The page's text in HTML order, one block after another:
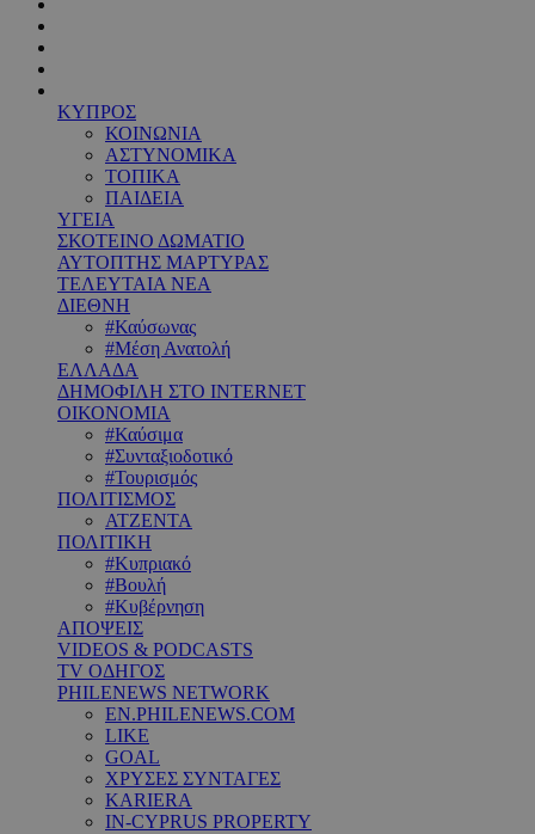
ΚΥΠΡΟΣ
ΚΟΙΝΩΝΙΑ
ΑΣΤΥΝΟΜΙΚΑ
ΤΟΠΙΚΑ
ΠΑΙΔΕΙΑ
ΥΓΕΙΑ
ΣΚΟΤΕΙΝΟ ΔΩΜΑΤΙΟ
ΑΥΤΟΠΤΗΣ ΜΑΡΤΥΡΑΣ
ΤΕΛΕΥΤΑΙΑ ΝΕΑ
ΔΙΕΘΝΗ
#Καύσωνας
#Μέση Ανατολή
ΕΛΛΑΔΑ
ΔΗΜΟΦΙΛΗ ΣΤΟ INTERNET
ΟΙΚΟΝΟΜΙΑ
#Καύσιμα
#Συνταξιοδοτικό
#Τουρισμός
ΠΟΛΙΤΙΣΜΟΣ
ΑΤΖΕΝΤΑ
ΠΟΛΙΤΙΚΗ
#Κυπριακό
#Βουλή
#Κυβέρνηση
ΑΠΟΨΕΙΣ
VIDEOS & PODCASTS
TV ΟΔΗΓΟΣ
PHILENEWS NETWORK
EN.PHILENEWS.COM
LIKE
GOAL
ΧΡΥΣΕΣ ΣΥΝΤΑΓΕΣ
KARIERA
IN-CYPRUS PROPERTY